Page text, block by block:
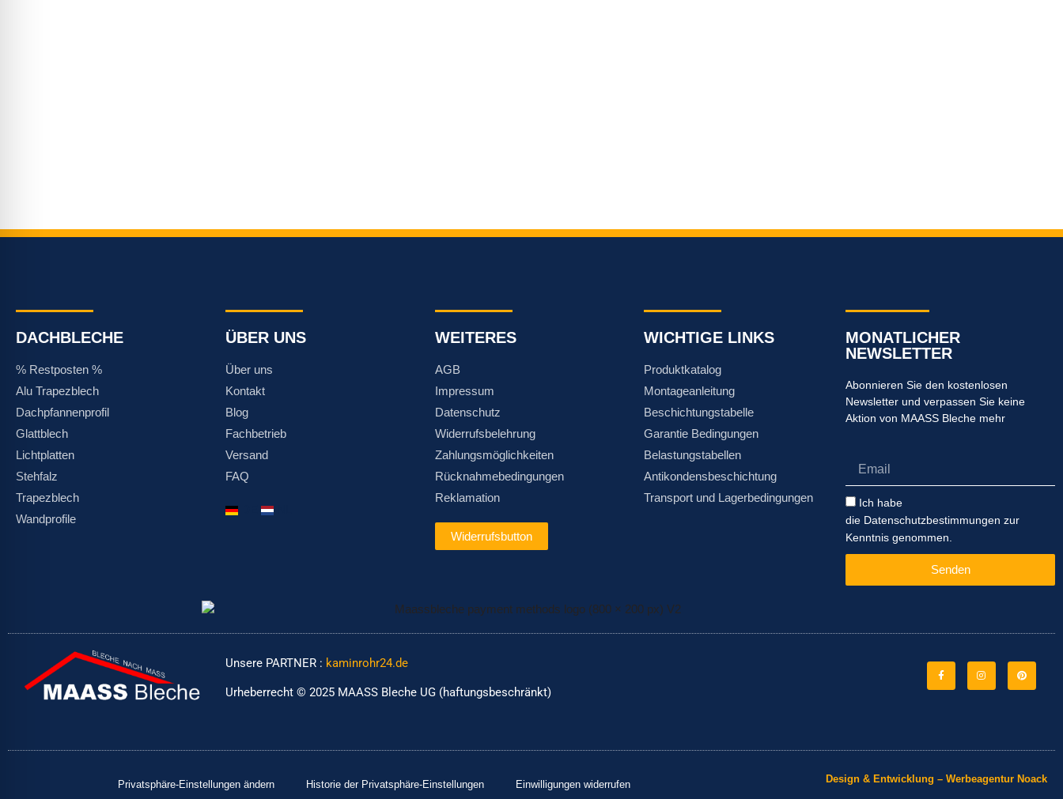
DACHBLECHE
% Restposten %
Alu Trapezblech
Dachpfannenprofil
Glattblech
Lichtplatten
Stehfalz
Trapezblech
Wandprofile
ÜBER UNS
Über uns
Kontakt
Blog
Fachbetrieb
Versand
FAQ
WEITERES
AGB
Impressum
Datenschutz
Widerrufsbelehrung
Zahlungsmöglichkeiten
Rücknahmebedingungen
Reklamation
Widerrufsbutton
WICHTIGE LINKS
Produktkatalog
Montageanleitung
Beschichtungstabelle
Garantie Bedingungen
Belastungstabellen
Antikondensbeschichtung
Transport und Lagerbedingungen
MONATLICHER
NEWSLETTER
Abonnieren Sie den kostenlosen
Newsletter und verpassen Sie keine
Aktion von MAASS Bleche mehr
Email
Datenschutzbestimmungen
Ich habe
die Datenschutzbestimmungen zur
Kenntnis genommen.
Senden
Unsere PARTNER : kaminrohr24.de
Urheberrecht © 2025 MAASS Bleche UG (haftungsbeschränkt)
Facebook-
f
Instagram Pinterest
Privatsphäre-Einstellungen ändern Historie der Privatsphäre-Einstellungen Einwilligungen widerrufen Design & Entwicklung – Werbeagentur Noack